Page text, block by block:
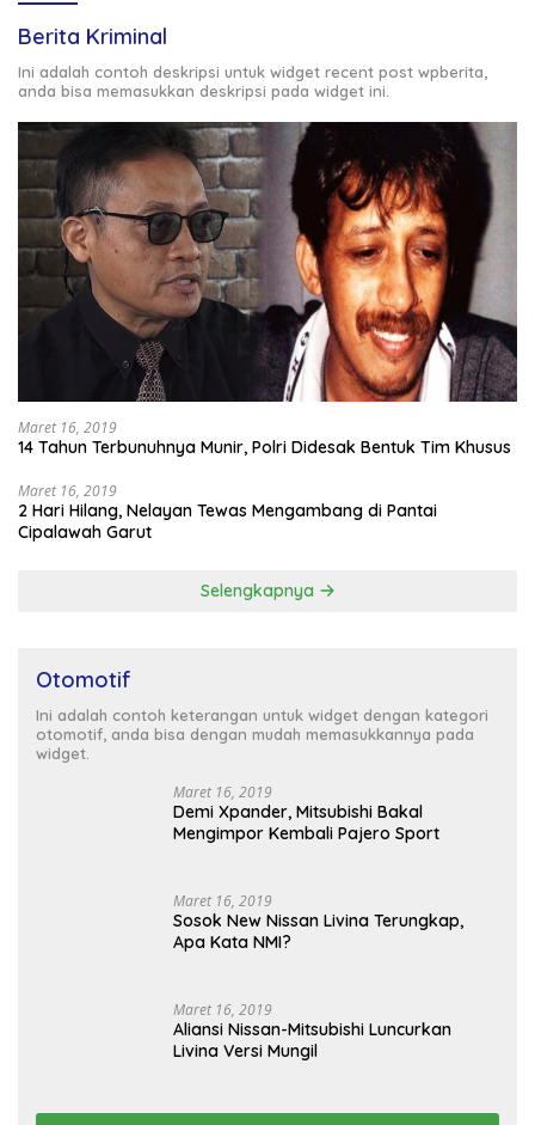
Berita Kriminal
Ini adalah contoh deskripsi untuk widget recent post wpberita,
anda bisa memasukkan deskripsi pada widget ini.
Maret 16, 2019
14 Tahun Terbunuhnya Munir, Polri Didesak Bentuk Tim Khusus
Maret 16, 2019
2 Hari Hilang, Nelayan Tewas Mengambang di Pantai
Cipalawah Garut
Selengkapnya
Otomotif
Ini adalah contoh keterangan untuk widget dengan kategori
otomotif, anda bisa dengan mudah memasukkannya pada
widget.
Maret 16, 2019
Demi Xpander, Mitsubishi Bakal
Mengimpor Kembali Pajero Sport
Maret 16, 2019
Sosok New Nissan Livina Terungkap,
Apa Kata NMI?
Maret 16, 2019
Aliansi Nissan-Mitsubishi Luncurkan
Livina Versi Mungil